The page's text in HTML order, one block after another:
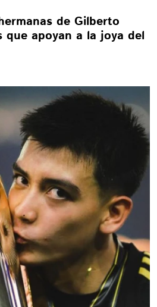
de Gilberto
que apoyan a la joya del